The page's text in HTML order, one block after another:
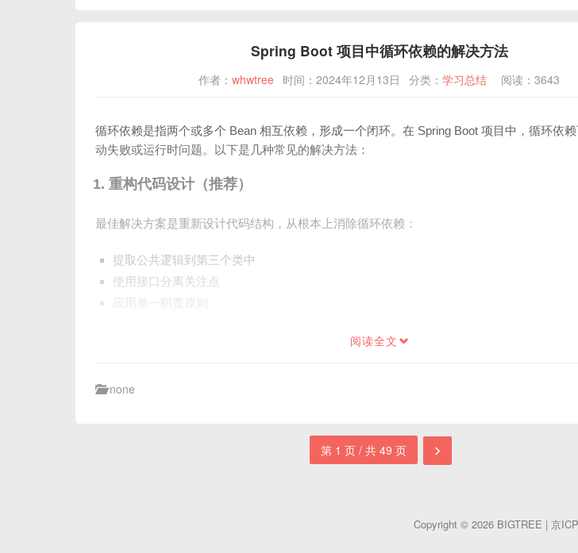
Spring Boot 项目中循环依赖的解决方法
作者： whwtree 时间：2024年12月13日 分类： 学习总结 阅读：3643
循环依赖是指两个或多个 Bean 相互依赖，形成一个闭环。在 Spring Boot 项目中，循环依
动失败或运行时问题。以下是几种常见的解决方法：
1. 重构代码设计（推荐）
最佳解决方案是重新设计代码结构，从根本上消除循环依赖：
提取公共逻辑到第三个类中
使用接口分离关注点
应用单一职责原则
阅读全文
none
第 1 页 / 共 49 页
Copyright © 2026 BIGTREE | 京